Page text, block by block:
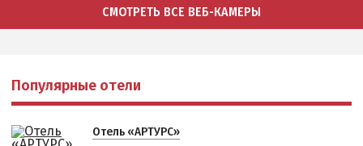
СМОТРЕТЬ ВСЕ ВЕБ-КАМЕРЫ
Популярные отели
Отель «АРТУРС»